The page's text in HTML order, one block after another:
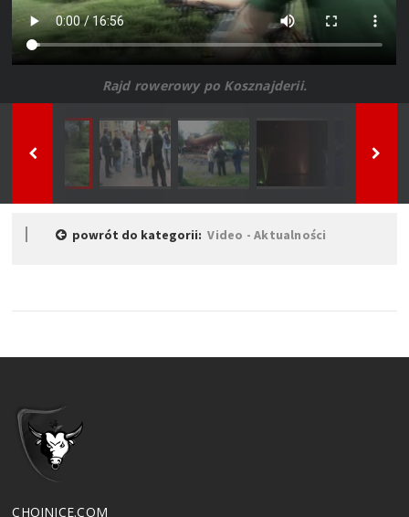
Rajd rowerowy po Kosznajderii.
powrót do kategorii:Video - Aktualności
CHOJNICE.COM